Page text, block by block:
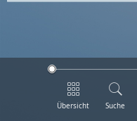
Übersicht Suche